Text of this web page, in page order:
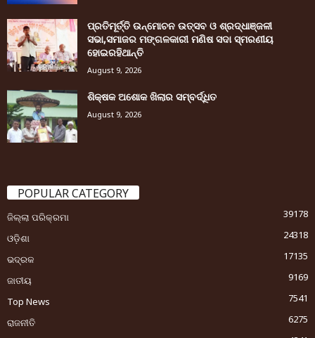
ପ୍ରତିମୂର୍ତ୍ତି ଉନ୍ମୋଚନ ଉତ୍ସବ ଓ ଶ୍ରଦ୍ଧାଞ୍ଜଳୀ
ସଭା,ସମାଜର ମଙ୍ଗଳକାରୀ ମଣିଷ ସଦା ସ୍ମରଣୀୟ
ହୋଇରହିଥାନ୍ତି
August 9, 2026
ଶିକ୍ଷକ ଅଶୋକ ଖିଲାର ସମ୍ବର୍ଦ୍ଧିତ
August 9, 2026
POPULAR CATEGORY
ଜିଲ୍ଲା ପରିକ୍ରମା
39178
ଓଡ଼ିଶା
24318
ଭଦ୍ରକ
17135
ଜାତୀୟ
9169
Top News
7541
ରାଜନୀତି
6275